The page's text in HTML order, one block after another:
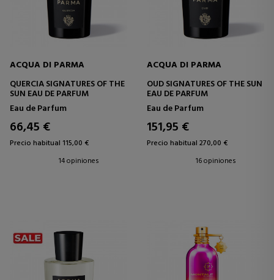
ACQUA DI PARMA
QUERCIA SIGNATURES OF THE
SUN EAU DE PARFUM
Eau de Parfum
66,45 €
Precio habitual 115,00 €
14 opiniones
ACQUA DI PARMA
OUD SIGNATURES OF THE SUN
EAU DE PARFUM
Eau de Parfum
151,95 €
Precio habitual 270,00 €
16 opiniones